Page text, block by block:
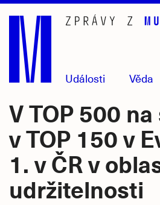
Přejít
hlavní
obsah
Události Věda
V TOP 500
v TOP 150 v
1. v ČR v
udržitelnosti